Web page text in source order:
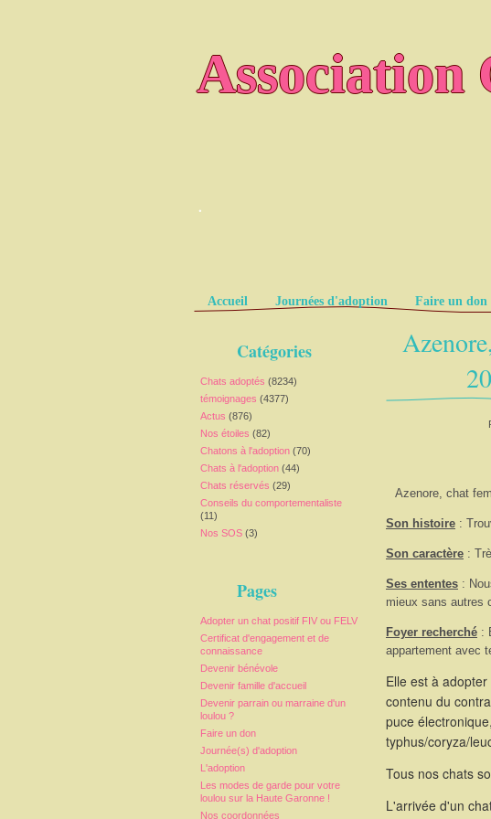
Association
.
Pages
Accueil Journées d'adoption Faire un don
Catégories
Chats adoptés (8234)
témoignages (4377)
Actus (876)
Nos étoiles (82)
Chatons à l'adoption (70)
Chats à l'adoption (44)
Chats réservés (29)
Conseils du comportementaliste
(11)
Nos SOS (3)
Pages
Adopter un chat positif FIV ou FELV
Certificat d'engagement et de
connaissance
Devenir bénévole
Devenir famille d'accueil
Devenir parrain ou marraine d'un
loulou ?
Faire un don
Journée(s) d'adoption
L'adoption
Les modes de garde pour votre
loulou sur la Haute Garonne !
Nos coordonnées
Azenore, chat
Son histoire :
Son caractère :
Ses ententes :
mieux sans autres
Foyer recherché :
appartement avec
Elle est à
contenu du
puce
typhus/coryza/
Tous nos chats
L'arrivée d'un